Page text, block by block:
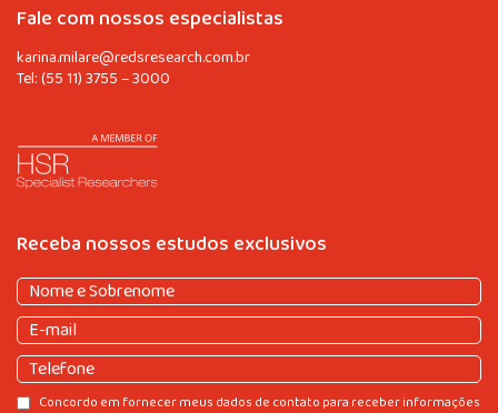
Fale com nossos especialistas
karina.milare@redsresearch.com.br
Tel:(55 11) 3755 – 3000
Receba nossos estudos exclusivos
Nome
e
Sobrenome(obrigatório)
Nome
e
Sobrenome
E-
mail(obrigatório)
Telefone
Consentir
Concordo em fornecer meus dados de contato para receber informações